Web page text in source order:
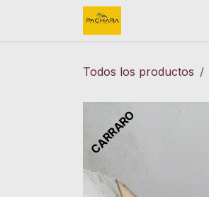
Todos los productos
CARRARO